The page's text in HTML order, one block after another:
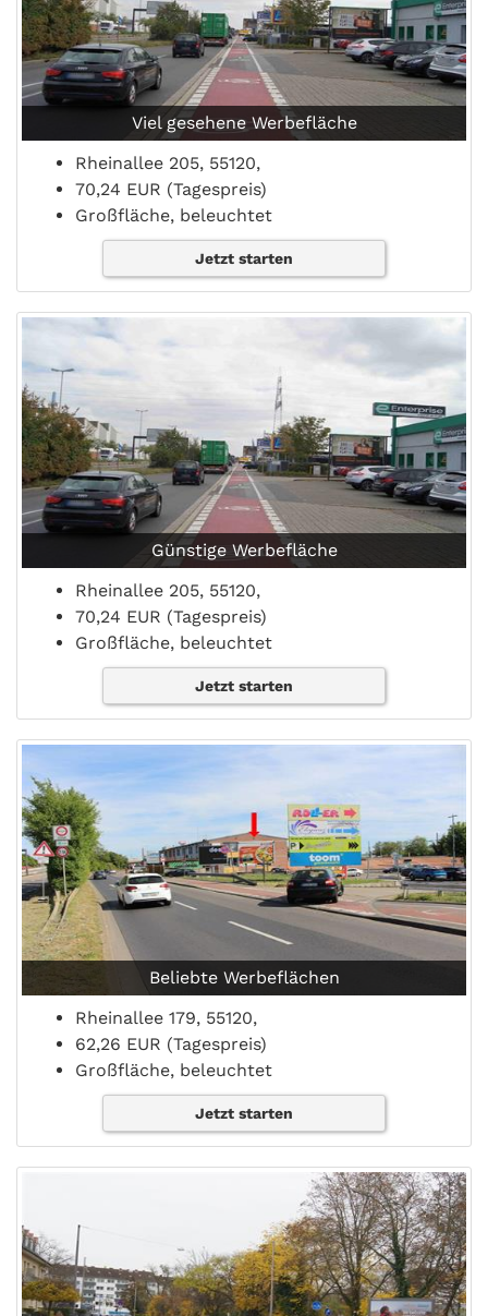
Viel gesehene Werbefläche
Rheinallee 205, 55120,
70,24 EUR (Tagespreis)
Großfläche, beleuchtet
Jetzt starten
Günstige Werbefläche
Rheinallee 205, 55120,
70,24 EUR (Tagespreis)
Großfläche, beleuchtet
Jetzt starten
Beliebte Werbeflächen
Rheinallee 179, 55120,
62,26 EUR (Tagespreis)
Großfläche, beleuchtet
Jetzt starten